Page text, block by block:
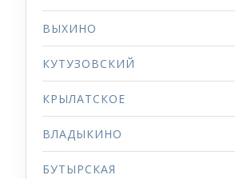
ВЫХИНО
КУТУЗОВСКИЙ
КРЫЛАТСКОЕ
ВЛАДЫКИНО
БУТЫРСКАЯ